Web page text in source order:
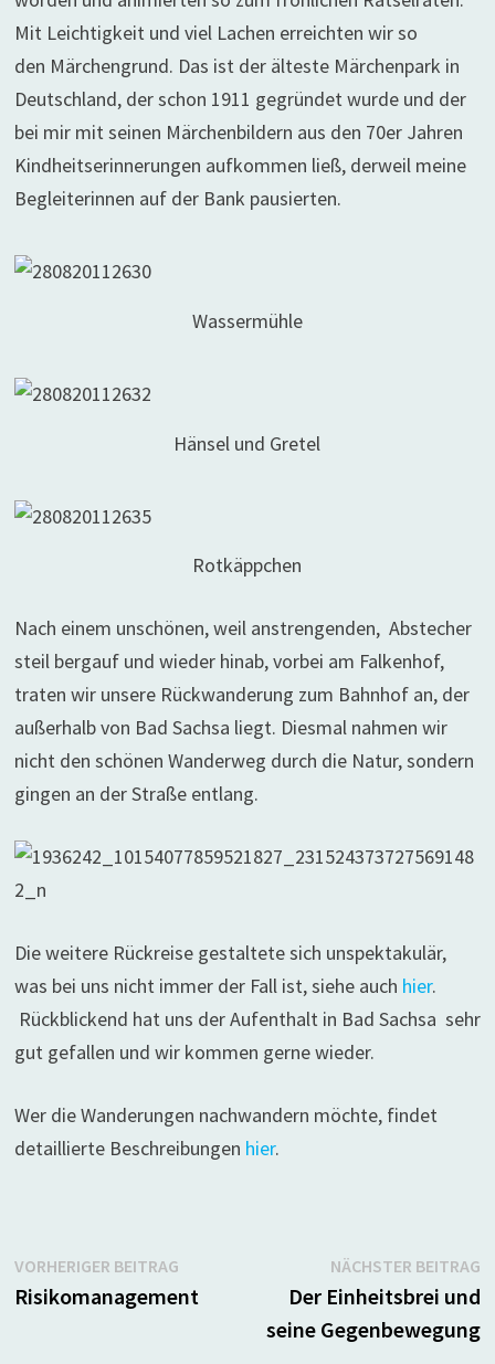
Mit Leichtigkeit und viel Lachen erreichten wir so
den Märchengrund. Das ist der älteste Märchenpark in
Deutschland, der schon 1911 gegründet wurde und der
bei mir mit seinen Märchenbildern aus den 70er Jahren
Kindheitserinnerungen aufkommen ließ, derweil meine
Begleiterinnen auf der Bank pausierten.
Wassermühle
Hänsel und Gretel
Rotkäppchen
Nach einem unschönen, weil anstrengenden, Abstecher
steil bergauf und wieder hinab, vorbei am Falkenhof,
traten wir unsere Rückwanderung zum Bahnhof an, der
außerhalb von Bad Sachsa liegt. Diesmal nahmen wir
nicht den schönen Wanderweg durch die Natur, sondern
gingen an der Straße entlang.
Die weitere Rückreise gestaltete sich unspektakulär,
was bei uns nicht immer der Fall ist, siehe auch hier.
Rückblickend hat uns der Aufenthalt in Bad Sachsa sehr
gut gefallen und wir kommen gerne wieder.
Wer die Wanderungen nachwandern möchte, findet
detaillierte Beschreibungen hier.
Beitragsnavigation
VORHERIGER BEITRAGVorheriger
Beitrag:
Risikomanagement
NÄCHSTER BEITRAG
Der Einheitsbrei und
seine Gegenbewegung